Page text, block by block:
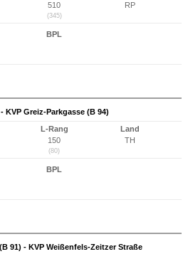
510
(345)
RP
BPL
Greiz-Parkgasse (B 94)
L-Rang
150
(80)
Land
TH
BPL
91) - KVP Weißenfels-Zeitzer Straße